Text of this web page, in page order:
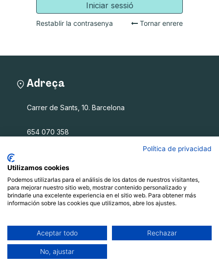
Iniciar sessió
Restablir la contrasenya Tornar enrere
Adreça
Carrer de Sants, 10. Barcelona
654 070 358
Fil a l'agulla SCCL
Què oferim
Blog
Recursos
Contacte
Política de privacidad
Utilizamos cookies
Podemos utilizarlas para el análisis de los datos de nuestros visitantes,
para mejorar nuestro sitio web, mostrar contenido personalizado y
brindarle una excelente experiencia en el sitio web. Para obtener más
información sobre las cookies que utilizamos, abre los ajustes.
Aceptar todo Rechazar
No, ajustar